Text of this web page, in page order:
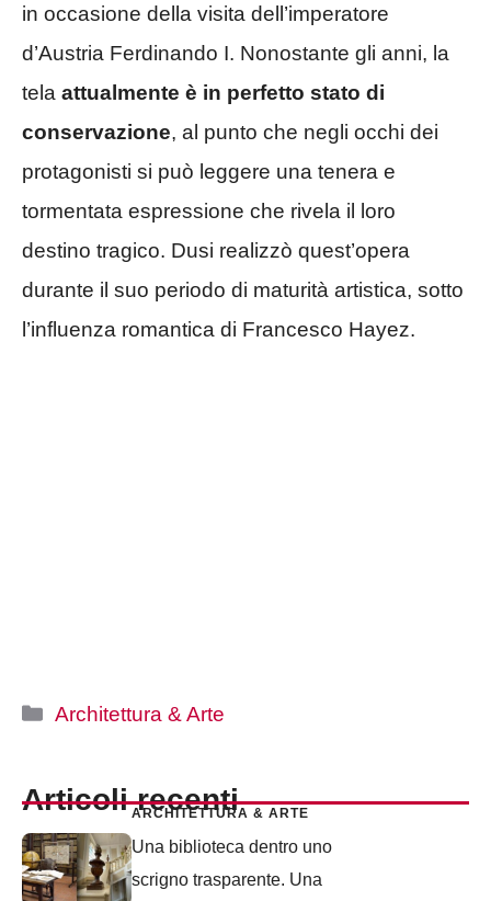
in occasione della visita dell’imperatore
d’Austria Ferdinando I. Nonostante gli anni, la
tela attualmente è in perfetto stato di
conservazione, al punto che negli occhi dei
protagonisti si può leggere una tenera e
tormentata espressione che rivela il loro
destino tragico. Dusi realizzò quest’opera
durante il suo periodo di maturità artistica, sotto
l’influenza romantica di Francesco Hayez.
Categorie
Architettura & Arte
Articoli recenti
ARCHITETTURA & ARTE
Una biblioteca dentro uno
scrigno trasparente. Una